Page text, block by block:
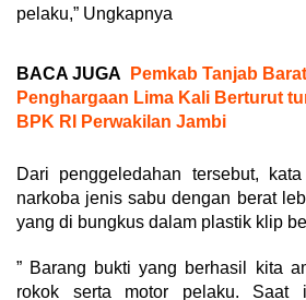
pelaku,” Ungkapnya
BACA JUGA
Pemkab Tanjab
Penghargaan Lima Kali Berturut
BPK RI Perwakilan Jambi
Dari penggeledahan tersebut,
narkoba jenis sabu dengan berat
yang di bungkus dalam plastik klip
” Barang bukti yang berhasil kita
rokok serta motor pelaku. Saat